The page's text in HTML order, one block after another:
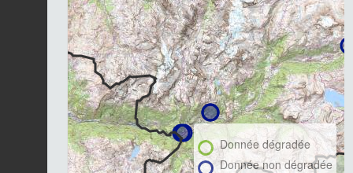
Donnée dégradée
Donnée non dégradée